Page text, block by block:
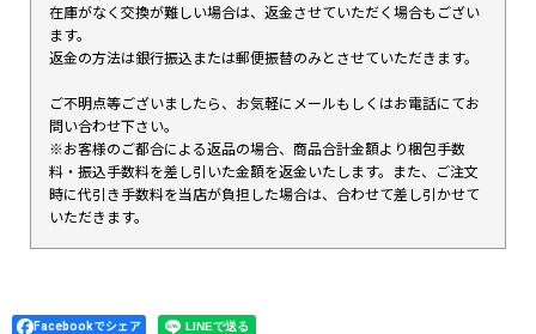
在庫がなく交換が難しい場合は、返金させていただく場合もござい
ます。
返金の方法は銀行振込または郵便振替のみとさせていただきます。
ご不明点等ございましたら、お気軽にメールもしくはお電話にてお
問い合わせ下さい。
※お客様のご都合による返品の場合、商品合計金額より梱包手数
料・振込手数料を差し引いた金額を返金いたします。また、ご注文
時に代引き手数料を当店が負担した場合は、合わせて差し引かせて
いただきます。
Facebookでシェア